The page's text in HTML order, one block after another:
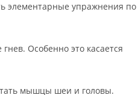
элементарные упражнения по
Особенно это касается
мышцы шеи и головы.